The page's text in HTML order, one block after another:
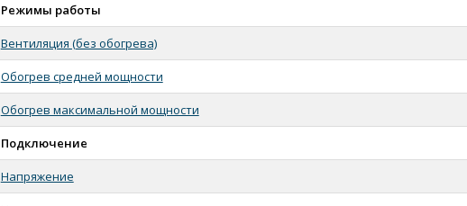
Режимы работы
Вентиляция (без обогрева)
Обогрев средней мощности
Обогрев максимальной мощности
Подключение
Напряжение